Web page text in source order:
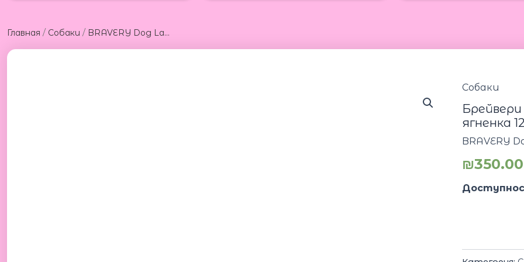
Главная / Собаки / BRAVERY Dog Lamb 12kg Брейвери беззерновой корм для собак из ягненка 12 кг
Собаки
Брейвери
ягненка
BRAVERY
₪350.00